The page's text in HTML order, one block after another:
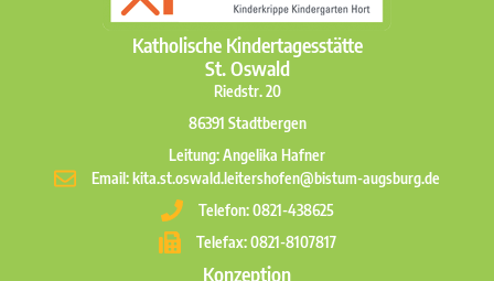
Katholische Kindertagesstätte
St. Oswald
Riedstr. 20
86391 Stadtbergen
Leitung: Angelika Hafner
Email: kita.st.oswald.leitershofen@bistum-augsburg.de
Telefon: 0821-438625
Telefax: 0821-8107817
Konzeption